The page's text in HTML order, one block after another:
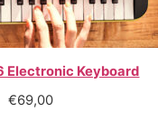
Electronic Keyboard
€69,00